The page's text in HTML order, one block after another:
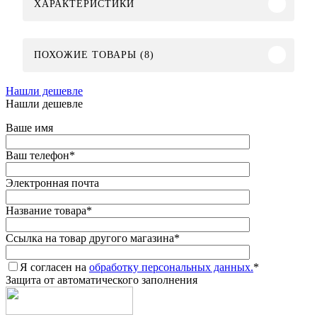
ХАРАКТЕРИСТИКИ
ПОХОЖИЕ ТОВАРЫ (8)
Нашли дешевле
Нашли дешевле
Ваше имя
Ваш телефон*
Электронная почта
Название товара*
Ссылка на товар другого магазина*
Я согласен на обработку персональных данных.*
Защита от автоматического заполнения